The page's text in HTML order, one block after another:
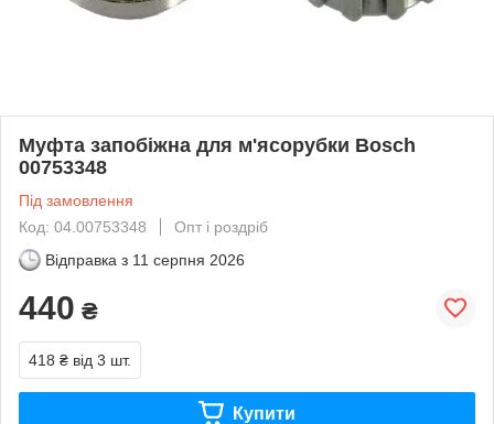
Муфта запобіжна для м'ясорубки Bosch
00753348
Під замовлення
Код: 04.00753348
Опт і роздріб
Відправка з 11 серпня 2026
440 ₴
418 ₴ від 3 шт.
Купити